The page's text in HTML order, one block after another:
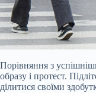
Порівняння з
образу і протест.
ділитися своїми